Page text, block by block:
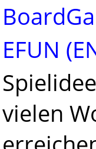
EFUN
vielen